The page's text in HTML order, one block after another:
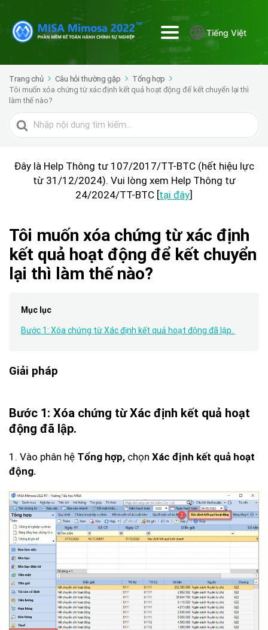
Tiếng Việt
Trang chủ Câu hỏi thường gặp
Tổng hợp
Tôi muốn xóa chứng từ xác định kết quả hoạt động để kết chuyển lại thì
làm thế nào?
Tìm
kiếm
Đây là Help Thông tư 107/2017/TT-BTC (hết hiệu lực
từ 31/12/2024). Vui lòng xem Help Thông tư
24/2024/TT-BTC [tại đây]
Tôi muốn xóa chứng từ xác định
kết quả hoạt động để kết chuyển
lại thì làm thế nào?
Mục lục
Bước 1: Xóa chứng từ Xác định kết quả hoạt động đã lập.
Giải pháp
Bước 1: Xóa chứng từ Xác định kết quả hoạt
động đã lập.
1. Vào phân hệ Tổng hợp, chọn Xác định kết quả hoạt
động.